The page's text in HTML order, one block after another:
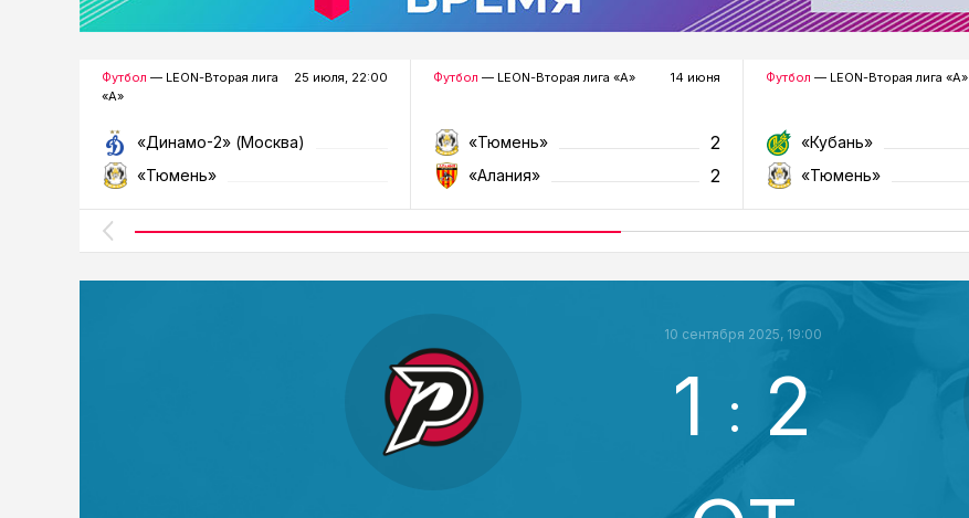
Футбол — LEON-Вторая лига
«А»
25 июля, 22:00
«Динамо-2» (Москва)
«Тюмень»
Футбол — LEON-Вторая лига «А» 14 июня
«Тюмень» 2
«Алания» 2
Футбол — LEON-Вторая лига «А»
«Кубань»
«Тюмень»
10 сентября 2025, 19:00
1 : 2